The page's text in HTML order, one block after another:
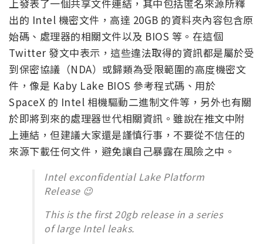
上發表了一個共享文件連結，其中包括匿名來源所釋
出的 Intel 機密文件，高達 20GB 的資料夾內容包含原
始碼、處理器的相關文件以及 BIOS 等。在這個
Twitter 發文中表示，這些違法取得的資訊都是屬於受
到保密協議（NDA）或歸類為受限範圍的高度機密文
件，像是 Kaby Lake BIOS 參考程式碼、用於
SpaceX 的 Intel 相機驅動二進制文件等，另外也有關
於即將到來的處理器世代相關資訊。雖說在推文中附
上連結，但建議大家還是謹慎行事，不要從不信任的
來源下載任何文件，避免讓自己暴露在風險之中。
Intel exconfidential Lake Platform
Release 😉
This is the first 20gb release in a series
of large Intel leaks.